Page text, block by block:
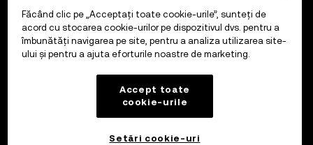
Făcând clic pe „Acceptați toate cookie-urile”, sunteți de
acord cu stocarea cookie-urilor pe dispozitivul dvs. pentru a
îmbunătăți navigarea pe site, pentru a analiza utilizarea site-
ului și pentru a ajuta eforturile noastre de marketing.
Accept toate
cookie-urile
Setări cookie-uri